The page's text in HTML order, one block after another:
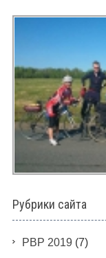
Рубрики сайта
PBP 2019 (7)